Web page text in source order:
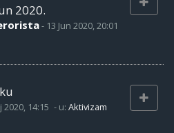
2020.
- 13 Jun 2020, 20:01
2020, 14:15 - u: Aktivizam